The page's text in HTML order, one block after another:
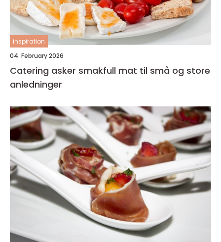
inspiration
04. February 2026
Catering asker smakfull mat til små og store
anledninger